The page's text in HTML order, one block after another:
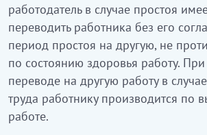
работодатель в случае простоя
переводить работника без его
период простоя на другую, не
по состоянию здоровья работу.
переводе на другую работу в
труда работнику производится по
работе.